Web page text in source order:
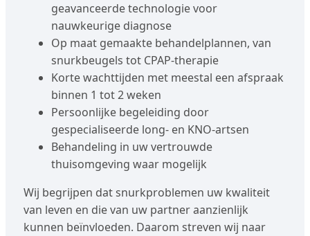
geavanceerde technologie voor
nauwkeurige diagnose
Op maat gemaakte behandelplannen, van
snurkbeugels tot CPAP-therapie
Korte wachttijden met meestal een afspraak
binnen 1 tot 2 weken
Persoonlijke begeleiding door
gespecialiseerde long- en KNO-artsen
Behandeling in uw vertrouwde
thuisomgeving waar mogelijk
Wij begrijpen dat snurkproblemen uw kwaliteit
van leven en die van uw partner aanzienlijk
kunnen beïnvloeden. Daarom streven wij naar